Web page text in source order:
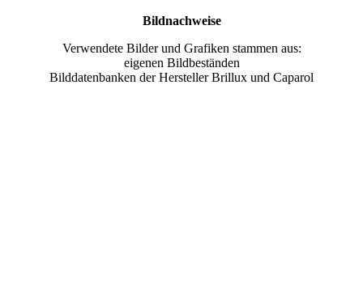
Bildnachweise
Verwendete Bilder und Grafiken stammen aus:
eigenen Bildbeständen
Bilddatenbanken der Hersteller Brillux und Caparol